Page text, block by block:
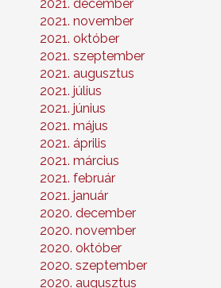
2021. december
2021. november
2021. október
2021. szeptember
2021. augusztus
2021. július
2021. június
2021. május
2021. április
2021. március
2021. február
2021. január
2020. december
2020. november
2020. október
2020. szeptember
2020. augusztus